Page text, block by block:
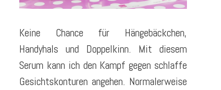
Keine Chance für Hängebäckchen,
Handyhals und Doppelkinn. Mit diesem
Serum kann ich den Kampf gegen schlaffe
Gesichtskonturen angehen. Normalerweise